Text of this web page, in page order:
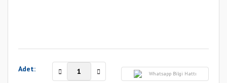
Adet:
Whatsapp Bilgi Hattı